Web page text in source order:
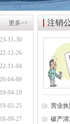
罚公告刊登电话
罚通知登报13581658994
公告登报电话
土地转让刊登电话
让公告登报13581658994
查广告刊登13581658994
查处罚公告登报
更多>>
11-30
12-26
11-04
04-08
04-19
02-25
09-27
注销